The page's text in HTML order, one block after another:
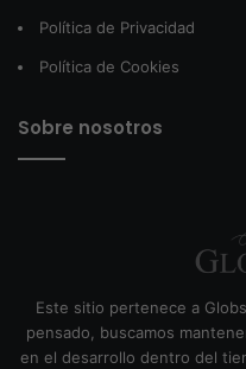
Política de Privacidad
Política de Cookies
Sobre nosotros
Este sitio pertenece a
pensado, buscamos
en el desarrollo dentro del